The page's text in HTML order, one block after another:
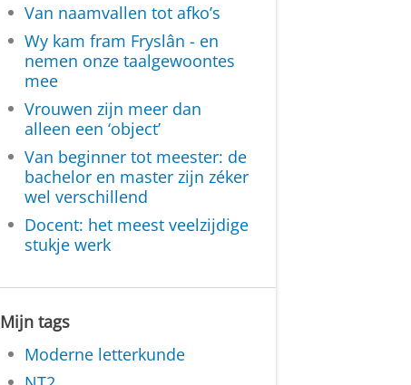
Van naamvallen tot afko’s
Wy kam fram Fryslân - en
nemen onze taalgewoontes
mee
Vrouwen zijn meer dan
alleen een ‘object’
Van beginner tot meester: de
bachelor en master zijn zéker
wel verschillend
Docent: het meest veelzijdige
stukje werk
Mijn tags
Moderne letterkunde